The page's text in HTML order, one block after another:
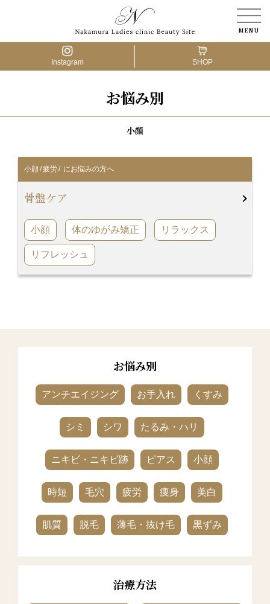
送迎バス
0797-88-1103
婦人科形成
薄毛の治療
骨盤ケア
お悩み別
小顔
小顔/疲労/ にお悩みの方へ
骨盤ケア
小顔 体のゆがみ矯正 リラックス
リフレッシュ
お悩み別
アンチエイジング お手入れ くすみ
シミ シワ たるみ・ハリ
ニキビ・ニキビ跡 ピアス 小顔
時短 毛穴 疲労 痩身 美白
肌質 脱毛 薄毛・抜け毛 黒ずみ
治療方法
Instagram SHOP